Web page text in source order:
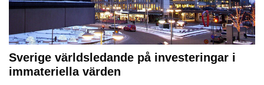
Sverige världsledande på investeringar i
immateriella värden